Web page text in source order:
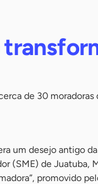
de 30 moradoras
um desejo antigo
(SME) de Juatuba,
promovido